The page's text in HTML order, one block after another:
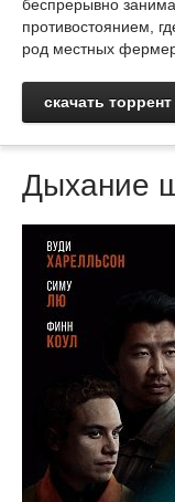
беспрерывно
противостоянием,
род местных
скачать торрент
Дыхание